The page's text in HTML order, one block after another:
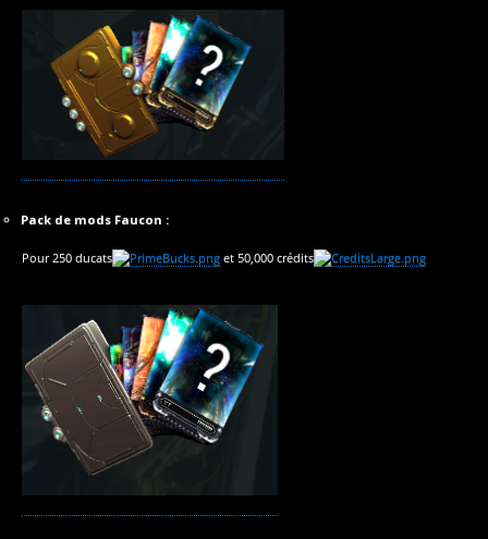
Pack de mods Faucon :
Pour 250 ducats et 50,000 crédits